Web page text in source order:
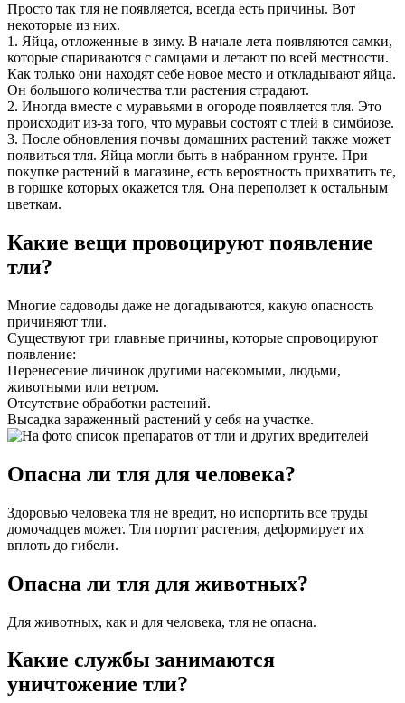
Просто так тля не появляется, всегда есть причины. Вот
некоторые из них.
1. Яйца, отложенные в зиму. В начале лета появляются самки,
которые спариваются с самцами и летают по всей местности.
Как только они находят себе новое место и откладывают яйца.
Он большого количества тли растения страдают.
2. Иногда вместе с муравьями в огороде появляется тля. Это
происходит из-за того, что муравьи состоят с тлей в симбиозе.
3. После обновления почвы домашних растений также может
появиться тля. Яйца могли быть в набранном грунте. При
покупке растений в магазине, есть вероятность прихватить те,
в горшке которых окажется тля. Она переползет к остальным
цветкам.
Какие вещи провоцируют появление
тли?
Многие садоводы даже не догадываются, какую опасность
причиняют тли.
Существуют три главные причины, которые спровоцируют
появление:
Перенесение личинок другими насекомыми, людьми,
животными или ветром.
Отсутствие обработки растений.
Высадка зараженный растений у себя на участке.
Опасна ли тля для человека?
Здоровью человека тля не вредит, но испортить все труды
домочадцев может. Тля портит растения, деформирует их
вплоть до гибели.
Опасна ли тля для животных?
Для животных, как и для человека, тля не опасна.
Какие службы занимаются
уничтожение тли?